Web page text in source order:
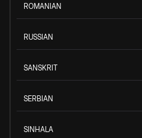
ROMANIAN
RUSSIAN
SANSKRIT
SERBIAN
SINHALA